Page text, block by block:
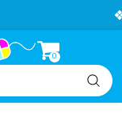
8% OFF NO PIX
0